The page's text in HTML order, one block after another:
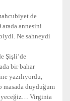
de
arada annesini
Ne sahneydi
Şişli’de
bir bahar
yazılıyordu,
masada duyduğum
Virginia